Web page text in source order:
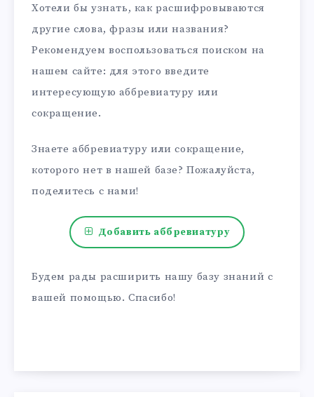
Хотели бы узнать, как расшифровываются
другие слова, фразы или названия?
Рекомендуем воспользоваться поиском на
нашем сайте: для этого введите
интересующую аббревиатуру или
сокращение.
Знаете аббревиатуру или сокращение,
которого нет в нашей базе? Пожалуйста,
поделитесь с нами!
Добавить аббревиатуру
Будем рады расширить нашу базу знаний с
вашей помощью. Спасибо!